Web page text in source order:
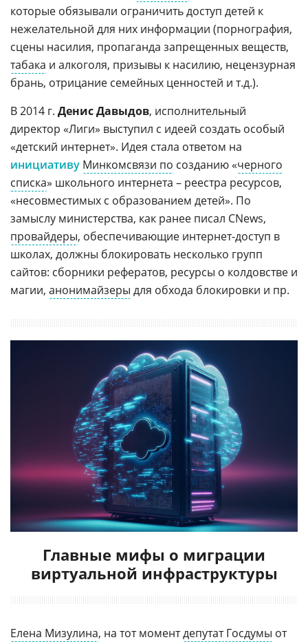
которые обязывали ограничить доступ детей к
нежелательной для них информации (порнография,
сцены насилия, пропаганда запрещенных веществ,
табака и алкоголя, призывы к насилию, нецензурная
брань, отрицание семейных ценностей и т.д.).
В 2014 г. Денис Давыдов, исполнительный
директор «Лиги» выступил с идеей создать особый
«детский интернет». Идея стала ответом на
инициативу Минкомсвязи по созданию «черного
списка» школьного интернета – реестра ресурсов,
«несовместимых с образованием детей». По
замыслу министерства, как ранее писал CNews,
провайдеры, обеспечивающие интернет-доступ в
школах, должны блокировать несколько групп
сайтов: сборники рефератов, ресурсы о колдовстве и
магии, анонимайзеры для обхода блокировки и пр.
Главные мифы о миграции
виртуальной инфраструктуры
Елена Мизулина, на тот моментдепутат Госдумы от